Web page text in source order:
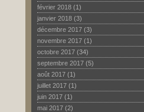
février 2018 (1)
janvier 2018 (3)
décembre 2017 (3)
novembre 2017 (1)
octobre 2017 (34)
septembre 2017 (5)
août 2017 (1)
juillet 2017 (1)
juin 2017 (1)
mai 2017 (2)